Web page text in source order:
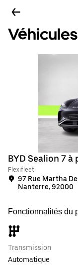
BYD Sealion 7
Flexifleet
97 Rue Martha
Nanterre, 92000
Fonctionnalités du
Transmission
Automatique